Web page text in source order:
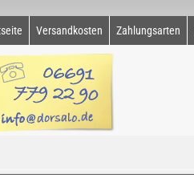
Versandkosten Zahlungsarten